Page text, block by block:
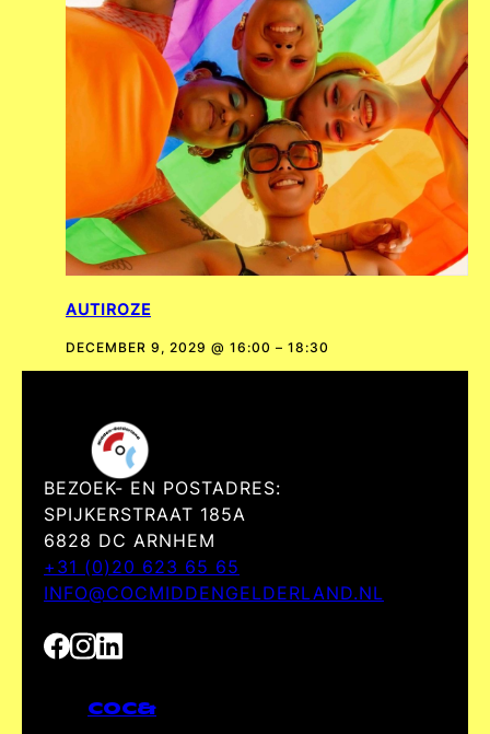
AUTIROZE
DECEMBER 9, 2029 @ 16:00 – 18:30
BEZOEK- EN POSTADRES:
SPIJKERSTRAAT 185A
6828 DC ARNHEM
+31 (0)20 623 65 65
INFO@COCMIDDENGELDERLAND.NL
COC&